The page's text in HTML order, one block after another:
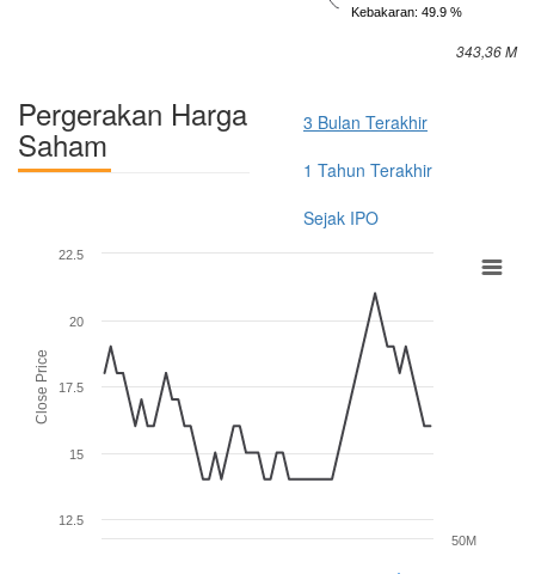
Kebakaran: 49.9 %
343,36 M
Pergerakan Harga
Saham
3 Bulan Terakhir
1 Tahun Terakhir
Sejak IPO
Close Price
12.5
15
17.5
20
22.5
50M